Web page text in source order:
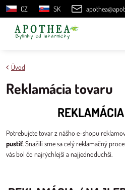
CZ SK
Úvod
Reklamácia tovaru
Potrebujete tovar z nášho e-shopu
pustiť . Snažili sme sa celý reklamačný
vás bol čo najrýchlejší a najjednoduchší.